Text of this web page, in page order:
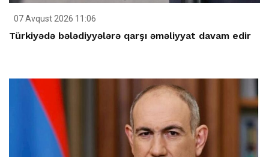
07 Avqust 2026 11:06
Türkiyədə bələdiyyələrə qarşı əməliyyat davam edir